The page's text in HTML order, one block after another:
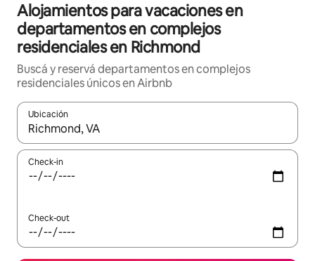
Alojamientos para vacaciones en
departamentos en complejos
residenciales en Richmond
Buscá y reservá departamentos en complejos
residenciales únicos en Airbnb
Ubicación
Cuando los resultados estén disponibles, navegá con las
Check-in
Check-out